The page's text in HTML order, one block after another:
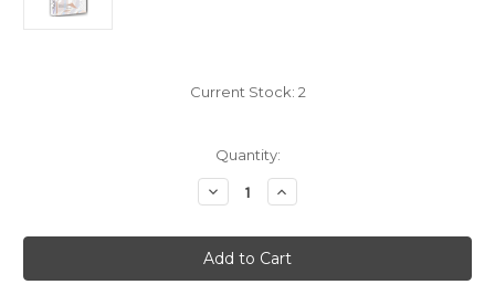
Current Stock: 2
Quantity:
Decrease
Quantity
川
端
康
成:
Increase
Quantity
川
端
康
成: